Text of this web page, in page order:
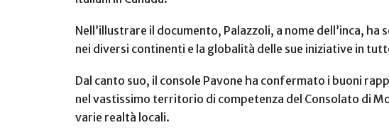
Nell’illustrare il documento, Palazzoli, a nome dell’inca,
nei diversi continenti e la globalità delle sue iniziative in
Dal canto suo, il console Pavone ha confermato i buoni
nel vastissimo territorio di competenza del Consolato di
varie realtà locali.